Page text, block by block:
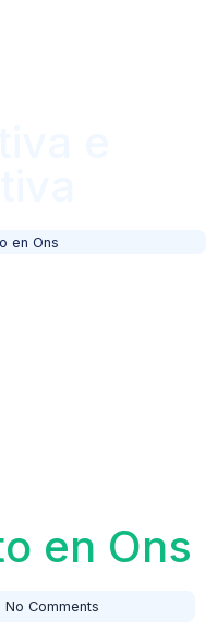
en Ons
en Ons
No Comments